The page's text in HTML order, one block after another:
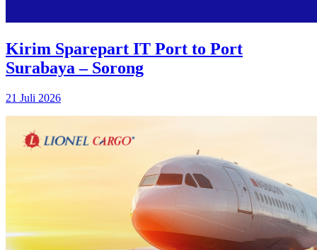
Kirim Sparepart IT Port to Port
Surabaya – Sorong
21 Juli 2026